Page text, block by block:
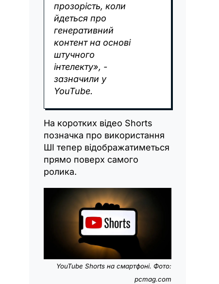
прозорість, коли
йдеться про
генеративний
контент на основі
штучного
інтелекту», -
зазначили у
YouTube.
На коротких відео Shorts
позначка про використання
ШІ тепер відображатиметься
прямо поверх самого
ролика.
YouTube Shorts на смартфоні. Фото:
pcmag.com